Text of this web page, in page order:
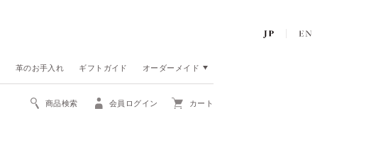
革のお手入れ ギフトガイド オーダーメイド
商品検索 会員ログイン カート